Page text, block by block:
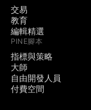
交易
教育
編輯精選
PINE腳本
指標與策略
大師
自由開發人員
付費空間